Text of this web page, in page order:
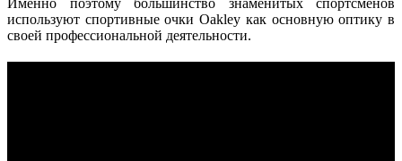
используют спортивные очки Oakley как основную оптику в
своей профессиональной деятельности.